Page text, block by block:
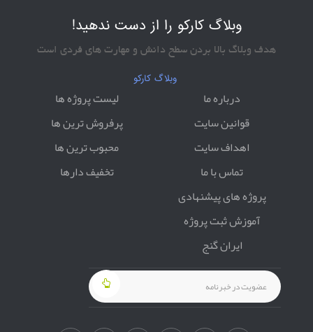
وبلاگ کارکو را از دست ندهید!
هدف وبلاگ بالا بردن سطح دانش و مهارت های فردی است
وبلاگ کارکو
درباره ما
قوانین سایت
اهداف سایت
تماس با ما
لیست پروژه ها
پرفروش ترین ها
محبوب ترین ها
تخفیف دارها
پروژه های پیشنهادی
آموزش ثبت پروژه
ایران گنج